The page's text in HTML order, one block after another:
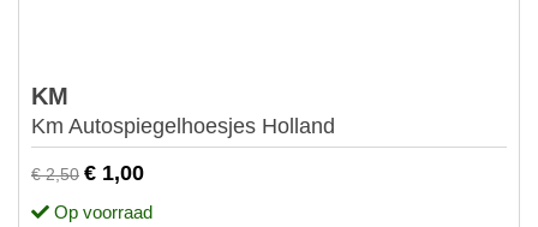
KM
Km Autospiegelhoesjes Holland
€ 2,50 € 1,00
Op voorraad